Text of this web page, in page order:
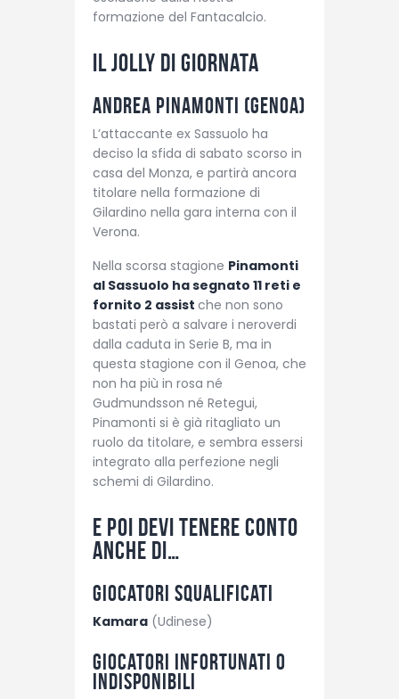
formazione del Fantacalcio.
Il jolly di giornata
Andrea Pinamonti (Genoa)
L’attaccante ex Sassuolo ha
deciso la sfida di sabato scorso in
casa del Monza, e partirà ancora
titolare nella formazione di
Gilardino nella gara interna con il
Verona.
Nella scorsa stagione Pinamonti
al Sassuolo ha segnato 11 reti e
fornito 2 assist che non sono
bastati però a salvare i neroverdi
dalla caduta in Serie B, ma in
questa stagione con il Genoa, che
non ha più in rosa né
Gudmundsson né Retegui,
Pinamonti si è già ritagliato un
ruolo da titolare, e sembra essersi
integrato alla perfezione negli
schemi di Gilardino.
E poi devi tenere conto
anche di…
Giocatori squalificati
Kamara (Udinese)
Giocatori infortunati o
indisponibili